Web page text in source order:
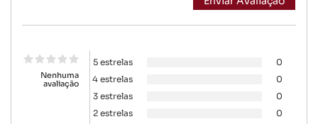
Nenhuma
avaliação
5 estrelas
0
4 estrelas
0
3 estrelas
0
2 estrelas
0